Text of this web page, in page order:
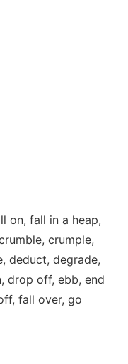
on, fall in a heap,
crumple,
deduct, degrade,
drop off, ebb, end
fall over, go